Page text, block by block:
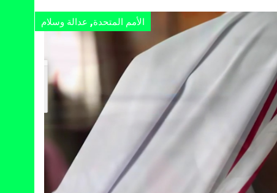
الأمم المتحدة, عدالة وسلام